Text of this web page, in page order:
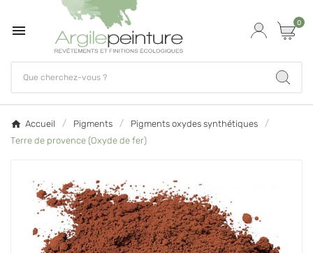
 0
Accueil Pigments
Pigments oxydes synthétiques
Terre de provence (Oxyde de fer)